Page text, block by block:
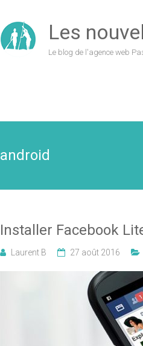
Les
Le blog de l'agence web
android
Installer Facebook
Laurent B 27 août 2016